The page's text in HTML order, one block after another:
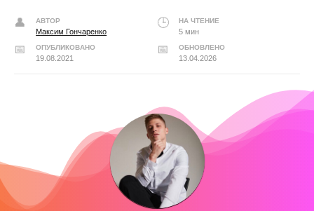
АВТОР
Максим Гончаренко
НА ЧТЕНИЕ
5 мин
ОПУБЛИКОВАНО
19.08.2021
ОБНОВЛЕНО
13.04.2026